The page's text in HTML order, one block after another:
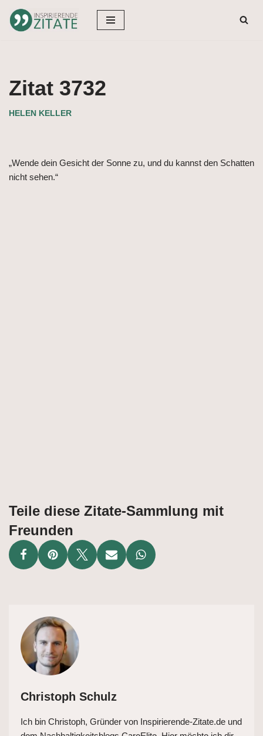
Zum
Zitat 3732
HELEN KELLER
„Wende dein Gesicht der Sonne zu, und du kannst den Schatten
nicht sehen.“
Teile diese Zitate-Sammlung mit
Freunden
Christoph Schulz
Ich bin Christoph, Gründer von Inspirierende-Zitate.de und